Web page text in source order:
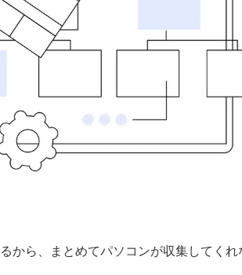
から、まとめてパソコンが収集してくれ